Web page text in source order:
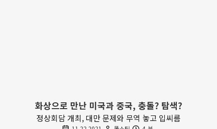
화상으로 만난 미국과 중국, 충돌? 탐색?
정상회담 개최, 대만 문제와 무역 놓고 입씨름